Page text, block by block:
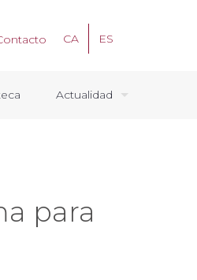
Actualidad
CA ES
para